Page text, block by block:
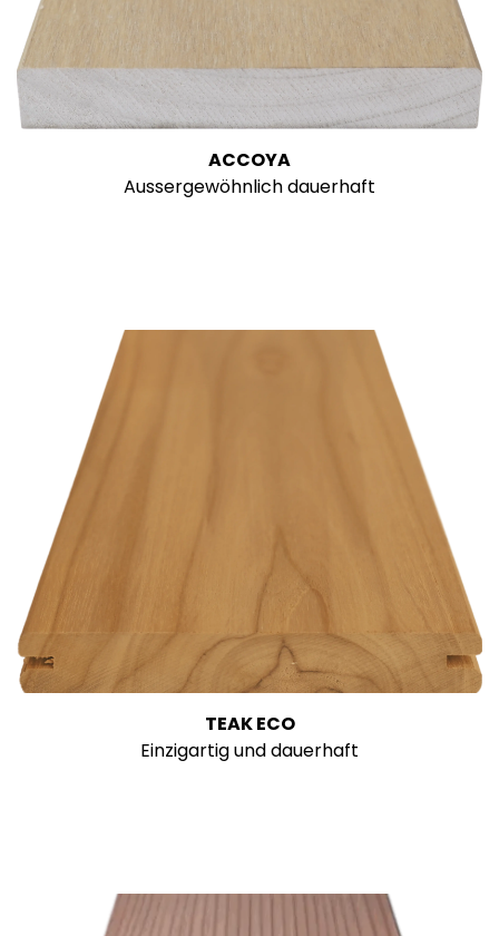
ACCOYA
Aussergewöhnlich dauerhaft
TEAK ECO
Einzigartig und dauerhaft